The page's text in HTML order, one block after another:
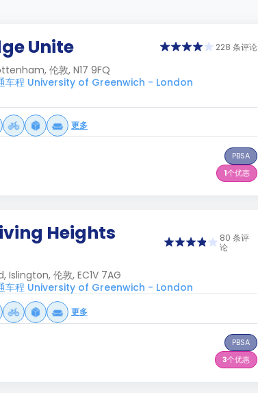
Unite 228 条评论
伦敦, N17 9FQ
车程 University of Greenwich - London
更多
PBSA
1个优惠
Heights
80 条评
论
Islington, 伦敦, EC1V 7AG
车程 University of Greenwich - London
更多
PBSA
3个优惠